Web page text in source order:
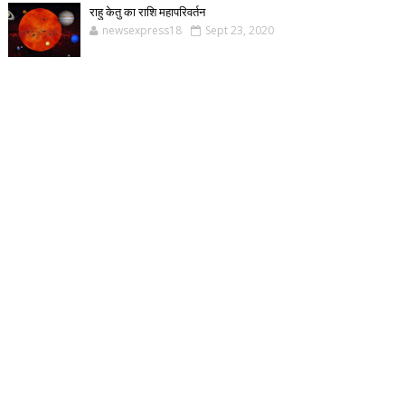
राहु केतु का राशि महापरिवर्तन
newsexpress18 Sept 23, 2020